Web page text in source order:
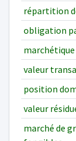
répartition
obligation
marchétique
valeur
position
valeur
marché de